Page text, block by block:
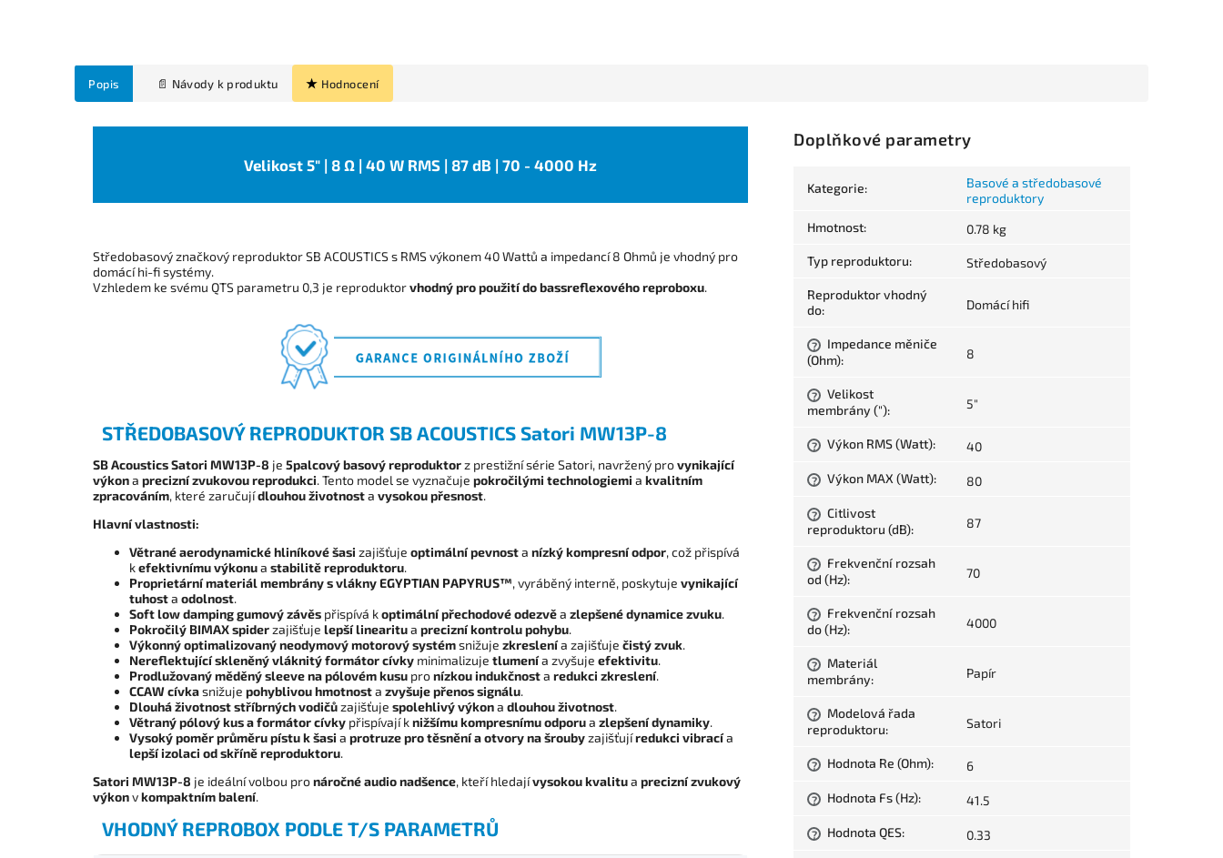
Popis Hodnocení
Velikost 5" | 8 Ω | 40 W RMS | 87 dB | 70 - 4000 Hz
Středobasový značkový reproduktor SB ACOUSTICS s RMS výkonem 40 Wattů a impedancí 8 Ohmů je vhodný pro
domácí hi-fi systémy.
Vzhledem ke svému QTS parametru 0,3 je reproduktorvhodný pro použití do bassreflexového reproboxu.
STŘEDOBASOVÝ REPRODUKTOR SB ACOUSTICS Satori MW13P-8
SB Acoustics Satori MW13P-8 je 5palcový basový reproduktorz prestižní série Satori, navržený provynikající
výkona precizní zvukovou reprodukci. Tento model se vyznačuje pokročilými technologiemi a kvalitním
zpracováním, které zaručujídlouhou životnosta vysokou přesnost.
Hlavní vlastnosti:
Větrané aerodynamické hliníkové šasi zajišťuje optimální pevnosta nízký kompresní odpor, což přispívá
kefektivnímu výkonua stabilitě reproduktoru.
Proprietární materiál membrány s vlákny EGYPTIAN PAPYRUS™, vyráběný interně, poskytuje vynikající
tuhosta odolnost.
Soft low damping gumový závěs přispívá koptimální přechodové odezvěa zlepšené dynamice zvuku.
Pokročilý BIMAX spiderzajišťuje lepší linearitua precizní kontrolu pohybu.
Výkonný optimalizovaný neodymový motorový systémsnižuje zkreslenía zajišťuje čistý zvuk.
Nereflektující skleněný vláknitý formátor cívky minimalizuje tlumenía zvyšuje efektivitu.
Prodlužovaný měděný sleeve na pólovém kusu pronízkou indukčnosta redukci zkreslení.
CCAW cívkasnižuje pohyblivou hmotnosta zvyšuje přenos signálu.
Dlouhá životnost stříbrných vodičůzajišťuje spolehlivý výkona dlouhou životnost.
Větraný pólový kus a formátor cívky přispívají knižšímu kompresnímu odporua zlepšení dynamiky.
Vysoký poměr průměru pístu k šasi a protruze pro těsnění a otvory na šroubyzajišťujíredukci vibracía
lepší izolaci od skříně reproduktoru.
Satori MW13P-8 je ideální volbou pronáročné audio nadšence, kteří hledajívysokou kvalitua precizní zvukový
výkonvkompaktním balení.
VHODNÝ REPROBOX PODLE T/S PARAMETRŮ
Doplňkové parametry
Kategorie:
Basové a středobasové
reproduktory
Hmotnost: 0.78 kg
Typ reproduktoru: Středobasový
Reproduktor vhodný
do: Domácí hifi
?
Impedance měniče
(Ohm): 8
?
Velikost
membrány ("): 5"
? Výkon RMS (Watt): 40
? Výkon MAX (Watt): 80
?
Citlivost
reproduktoru (dB): 87
?
Frekvenční rozsah
od (Hz): 70
?
Frekvenční rozsah
do (Hz): 4000
?
Materiál
membrány: Papír
?
Modelová řada
reproduktoru: Satori
? Hodnota Re (Ohm): 6
? Hodnota Fs (Hz): 41.5
? Hodnota QES: 0.33